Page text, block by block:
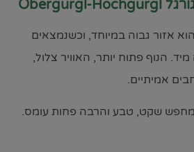
אזור גבוה במיוחד, וכשנמצאים
הנוף פתוח יותר, האוויר צלול,
אמיתיים.
שקט, טבע והרבה פחות עומס.